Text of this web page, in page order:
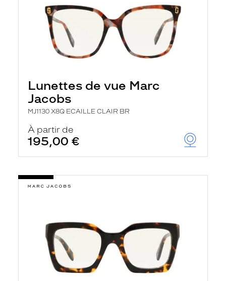
Lunettes de vue Marc
Jacobs
MJ1130 X8Q ECAILLE CLAIR BR
À partir de
195,00 €